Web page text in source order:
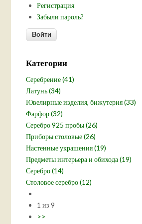
Регистрация
Забыли пароль?
Категории
Серебрение (41)
Латунь (34)
Ювелирные изделия, бижутерия (33)
Фарфор (32)
Серебро 925 пробы (26)
Приборы столовые (26)
Настенные украшения (19)
Предметы интерьера и обихода (19)
Серебро (14)
Столовое серебро (12)
1 из 9
>>